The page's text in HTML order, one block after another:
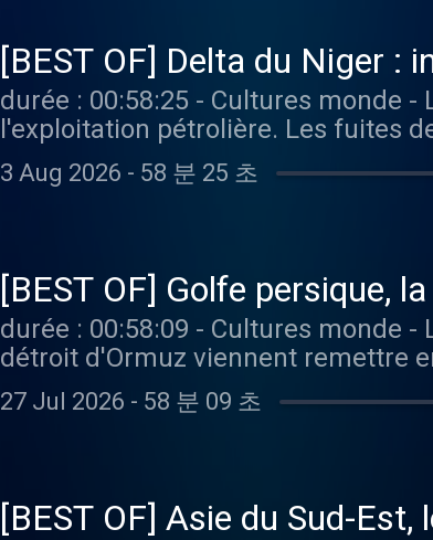
[BEST OF] Delta du Niger :
durée : 00:58:25 - Cultures monde - Le delta du Niger, au sud du Nigeria, est ravagé par
l'exploitation pétrolière. Les fuites
massive, incitant les populations à
l'irresponsabilité des compagnies pétrolières. Vous aimez ce podcast ?
3 Aug 2026 - 58 분 25 초
[BEST OF] Golfe persique,
durée : 00:58:09 - Cultures monde - Les frappes iraniennes sur le Golfe et le blocage du
détroit d'Ormuz viennent remettre
renvoyer les monarchies du Golfe,
hydrocarbures, malgré les tentatives de
27 Jul 2026 - 58 분 09 초
[BEST OF] Asie du Sud-Est,